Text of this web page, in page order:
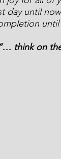
day until
“… think on